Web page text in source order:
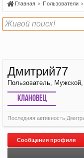
Главная Пользователи
Дмитрий77
Пользователь, Мужской,
Клановец
Последняя активность
Сообщения профиля